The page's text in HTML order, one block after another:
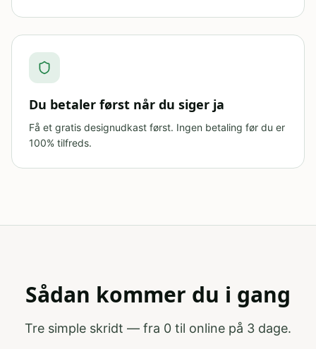
Du betaler først når du siger ja
Få et gratis designudkast først. Ingen betaling før du er
100% tilfreds.
Sådan kommer du i gang
Tre simple skridt — fra 0 til online på 3 dage.